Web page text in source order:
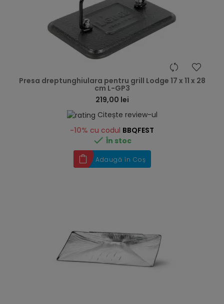
Presa dreptunghiulara pentru grill Lodge 17 x 11 x 28
cm L-GP3
219,00 lei
Citește review-ul
-10% cu codul BBQFEST
 În stoc
Adaugă în Coș